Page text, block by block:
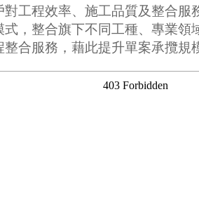
工程效率、施工品質及整合
，整合旗下不同工種、專業
合服務，藉此提升單案承攬規